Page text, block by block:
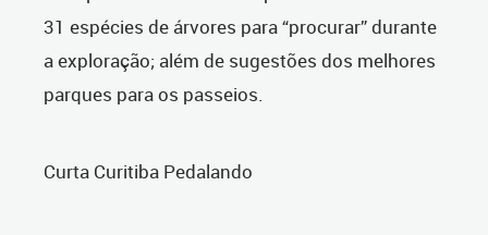
31 espécies de árvores para “procurar” durante
a exploração; além de sugestões dos melhores
parques para os passeios.
Curta Curitiba Pedalando